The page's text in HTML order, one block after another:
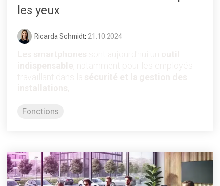
les yeux
Ricarda Schmidt: 21.10.2024
Fonctions